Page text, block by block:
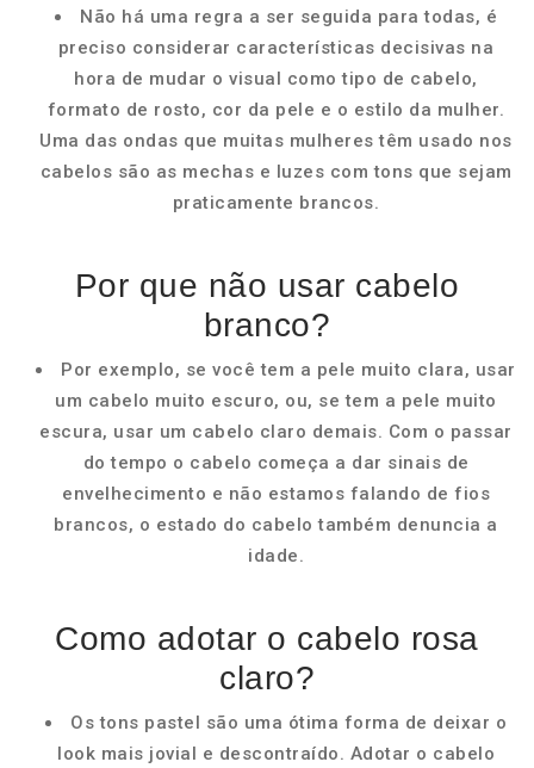
Não há uma regra a ser seguida para todas, é
preciso considerar características decisivas na
hora de mudar o visual como tipo de cabelo,
formato de rosto, cor da pele e o estilo da mulher.
Uma das ondas que muitas mulheres têm usado nos
cabelos são as mechas e luzes com tons que sejam
praticamente brancos.
Por que não usar cabelo
branco?
Por exemplo, se você tem a pele muito clara, usar
um cabelo muito escuro, ou, se tem a pele muito
escura, usar um cabelo claro demais. Com o passar
do tempo o cabelo começa a dar sinais de
envelhecimento e não estamos falando de fios
brancos, o estado do cabelo também denuncia a
idade.
Como adotar o cabelo rosa
claro?
Os tons pastel são uma ótima forma de deixar o
look mais jovial e descontraído. Adotar o cabelo